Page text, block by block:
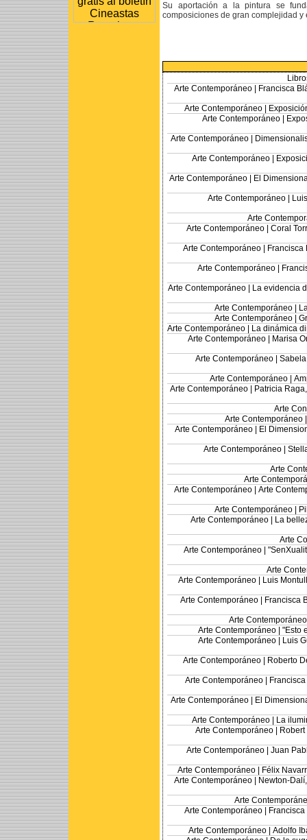
Su aportación a la pintura se
composiciones de gran complejidad y
Arte Contemporáneo |
Francisca
Arte Contemporáneo |
Arte Contemporáneo |
Arte Contemporáneo |
Arte Contemporáneo |
Arte Contemporáneo | El
Arte Contemporáneo |
Arte
Arte Contemporáneo | Coral
Arte Contemporáneo |
Arte Contemporáneo |
Arte Contemporáneo | La evidencia
Arte Contemporáneo |
Arte Contemporáneo |
Arte Contemporáneo |
La dinámica
Arte Contemporáneo |
Marisa
Arte Contemporáneo |
Arte Contemporáneo |
Arte Contemporáneo |
Patricia
Arte
Arte Contemporáneo
Arte Contemporáneo |
El
Arte Contemporáneo |
Arte
Arte
Arte Contemporáneo | Arte
Arte Contemporáneo |
Arte Contemporáneo |
La
Arte
Arte Contemporáneo |
Arte
Arte Contemporáneo |
Luis
Arte Contemporáneo | Francisca
Arte
Arte Contemporáneo | "Esto
Arte Contemporáneo |
Luis
Arte Contemporáneo | Roberto
Arte Contemporáneo |
Arte Contemporáneo | El
Arte Contemporáneo |
La
Arte Contemporáneo |
Arte Contemporáneo | Juan
Arte Contemporáneo |
Félix
Arte Contemporáneo |
Newton-
Arte
Arte Contemporáneo |
Arte Contemporáneo | Adolfo